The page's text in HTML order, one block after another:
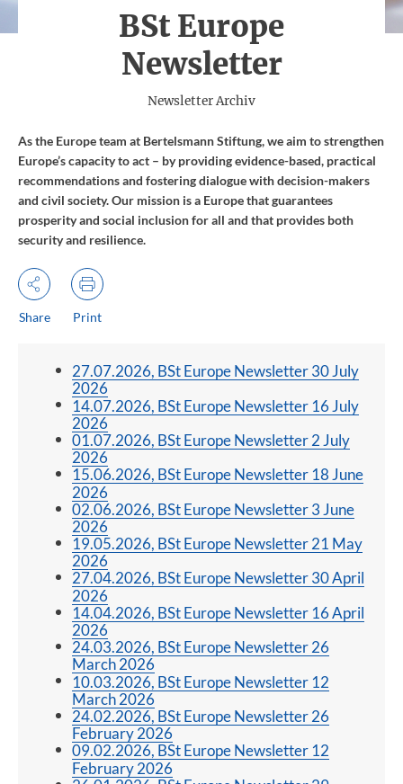
BSt Europe
Newsletter
(
Newsletter Archiv)
As the Europe team at Bertelsmann Stiftung, we aim to strengthen
Europe’s capacity to act – by providing evidence-based, practical
recommendations and fostering dialogue with decision-makers
and civil society. Our mission is a Europe that guarantees
prosperity and social inclusion for all and that provides both
security and resilience.
Share Print
27.07.2026, BSt Europe Newsletter 30 July
2026
14.07.2026, BSt Europe Newsletter 16 July
2026
01.07.2026, BSt Europe Newsletter 2 July
2026
15.06.2026, BSt Europe Newsletter 18 June
2026
02.06.2026, BSt Europe Newsletter 3 June
2026
19.05.2026, BSt Europe Newsletter 21 May
2026
27.04.2026, BSt Europe Newsletter 30 April
2026
14.04.2026, BSt Europe Newsletter 16 April
2026
24.03.2026, BSt Europe Newsletter 26
March 2026
10.03.2026, BSt Europe Newsletter 12
March 2026
24.02.2026, BSt Europe Newsletter 26
February 2026
09.02.2026, BSt Europe Newsletter 12
February 2026